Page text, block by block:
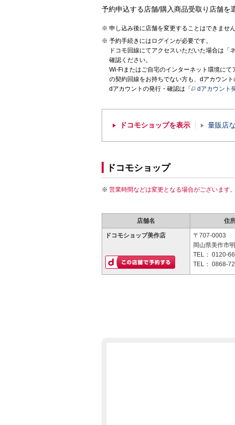
予約申込する店舗/購入商品受取り店舗を
申し込み後に店舗を変更することはできません
予約手続きにはログインが必要です。
ドコモ回線にてアクセスいただいた場合は「
確認ください。
Wi-Fiまたはご自宅のインターネット環境に
の契約回線をお持ちでない方も、dアカウント
dアカウントの発行・確認は「
dアカウント
ドコモショップを表示 量販店
ドコモショップ
営業時間などは変更となる場合がございます
店舗名 住
ドコモショップ美作店
〒707-0003
岡山県美作市
TEL： 0120-
TEL： 0868-